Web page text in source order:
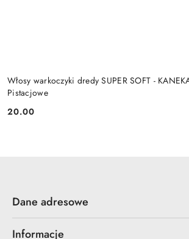
Włosy warkoczyki dredy SUPER SOFT -
Pistacjowe
Cena:
20.00
Dane adresowe
Informacje